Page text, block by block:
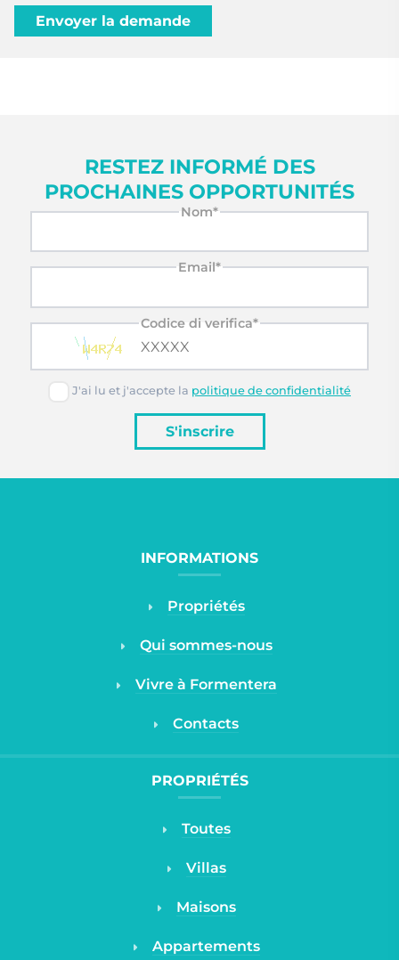
RESTEZ INFORMÉ DES
PROCHAINES OPPORTUNITÉS
Nom*
Email*
Codice di verifica*
J'ai lu et j'accepte la politique de confidentialité
S'inscrire
INFORMATIONS
Propriétés
Qui sommes-nous
Vivre à Formentera
Contacts
PROPRIÉTÉS
Toutes
Villas
Maisons
Appartements